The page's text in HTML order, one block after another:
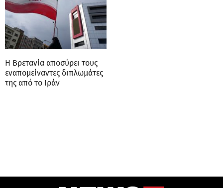
Η Βρετανία αποσύρει τους
εναπομείναντες διπλωμάτες
της από το Ιράν